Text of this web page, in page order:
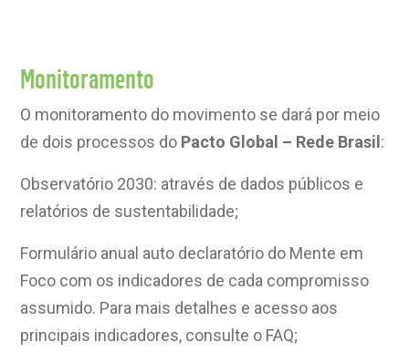
Monitoramento
O monitoramento do movimento se dará por meio
de dois processos do Pacto Global – Rede Brasil :
Observatório 2030: através de dados públicos e
relatórios de sustentabilidade;
Formulário anual auto declaratório do Mente em
Foco com os indicadores de cada compromisso
assumido. Para mais detalhes e acesso aos
principais indicadores, consulte o FAQ;